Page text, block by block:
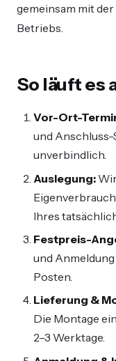
gemeinsam mit
Betriebs.
So läuft es
Vor-Ort-
und
unverbindlich.
Auslegung:
Ihres
Festpreis-
und
Posten.
Lieferung &
Die Montage
2–3 Werktage.